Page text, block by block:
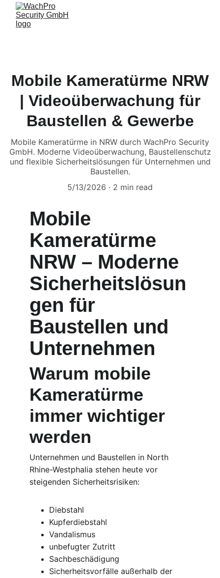
Mobile Kameratürme NRW
| Videoüberwachung für
Baustellen & Gewerbe
Mobile Kameratürme in NRW durch WachPro Security
GmbH. Moderne Videoüberwachung, Baustellenschutz
und flexible Sicherheitslösungen für Unternehmen und
Baustellen.
5/13/2026
2 min read
Mobile
Kameratürme
NRW – Moderne
Sicherheitslösun
gen für
Baustellen und
Unternehmen
Warum mobile
Kameratürme
immer wichtiger
werden
Unternehmen und Baustellen in North
Rhine-Westphalia stehen heute vor
steigenden Sicherheitsrisiken:
Diebstahl
Kupferdiebstahl
Vandalismus
unbefugter Zutritt
Sachbeschädigung
Sicherheitsvorfälle außerhalb der